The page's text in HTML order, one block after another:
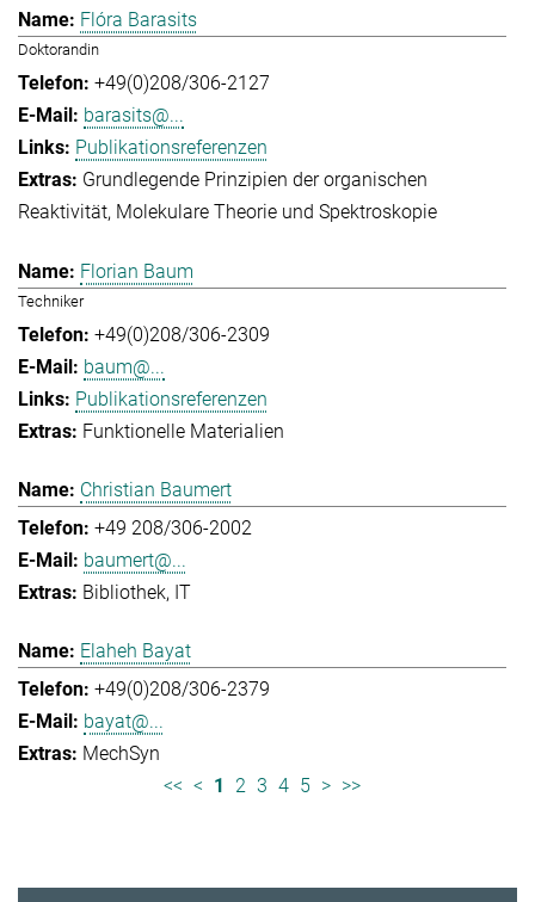
Flóra Barasits
Doktorandin
+49(0)208/306-2127
barasits@...
Publikationsreferenzen
Grundlegende Prinzipien der organischen
Reaktivität Molekulare Theorie und Spektroskopie
Florian Baum
Techniker
+49(0)208/306-2309
baum@...
Publikationsreferenzen
Funktionelle Materialien
Christian Baumert
+49 208/306-2002
baumert@...
Bibliothek IT
Elaheh Bayat
+49(0)208/306-2379
bayat@...
MechSyn
<< < 1 2 3 4 5 > >>